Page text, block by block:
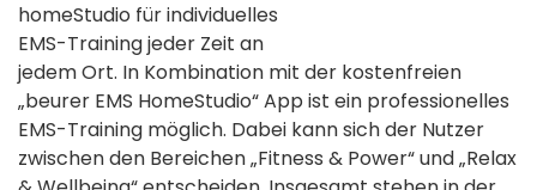
homeStudio für individuelles
EMS-Training jeder Zeit an
jedem Ort. In Kombination mit der kostenfreien
„beurer EMS HomeStudio“ App ist ein professionelles
EMS-Training möglich. Dabei kann sich der Nutzer
zwischen den Bereichen „Fitness & Power“ und „Relax